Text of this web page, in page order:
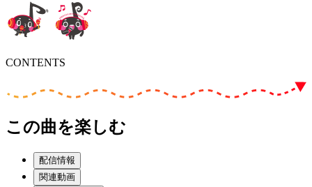
CONTENTS
この曲を楽しむ
配信情報
関連動画